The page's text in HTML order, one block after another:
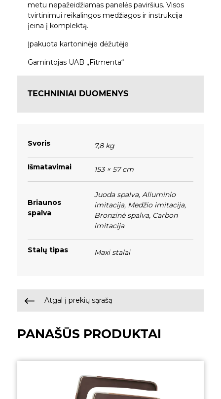
metu nepažeidžiamas panelės paviršius. Visos
tvirtinimui reikalingos medžiagos ir instrukcija
įeina į komplektą.
Įpakuota kartoninėje dėžutėje
Gamintojas UAB „Fitmenta“
TECHNINIAI DUOMENYS
Svoris 7,8 kg
Išmatavimai 153 × 57 cm
Briaunos
spalva
Juoda spalva, Aliuminio
imitacija, Medžio imitacija,
Bronzinė spalva, Carbon
imitacija
Stalų tipas Maxi stalai
Atgal į prekių sąrašą
PANAŠŪS PRODUKTAI